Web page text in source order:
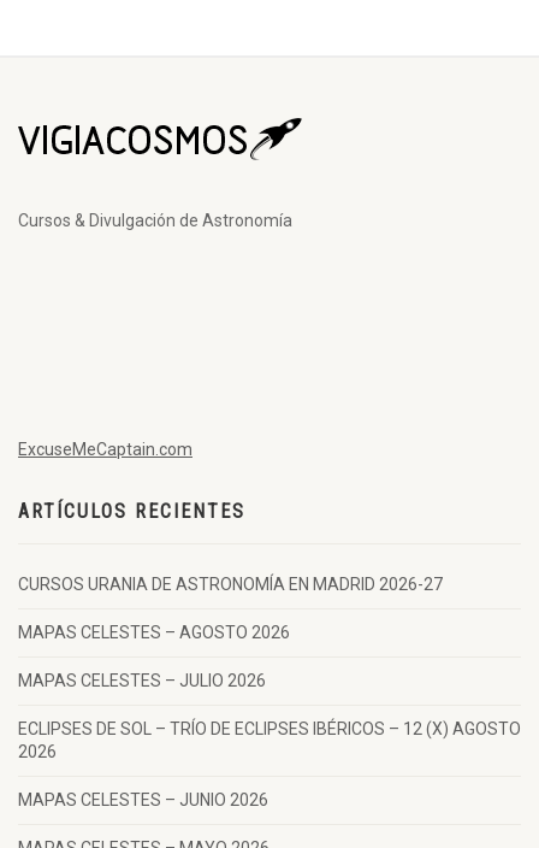
Cursos & Divulgación de Astronomía
ExcuseMeCaptain.com
ARTÍCULOS RECIENTES
CURSOS URANIA DE ASTRONOMÍA EN MADRID 2026-27
MAPAS CELESTES – AGOSTO 2026
MAPAS CELESTES – JULIO 2026
ECLIPSES DE SOL – TRÍO DE ECLIPSES IBÉRICOS – 12 (X) AGOSTO
2026
MAPAS CELESTES – JUNIO 2026